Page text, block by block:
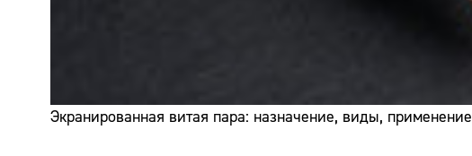
Экранированная витая пара: назначение, виды, применение